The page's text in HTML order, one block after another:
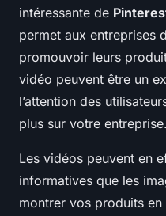
intéressante de
permet aux entreprises
promouvoir leurs
vidéo peuvent être un
l’attention des
plus sur votre entreprise.
Les vidéos peuvent en
informatives que les
montrer vos produits